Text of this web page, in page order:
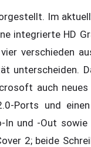
Im
integrierte HD
verschieden
unterscheiden.
auch
Ports und einen
In und -Out
2; beide